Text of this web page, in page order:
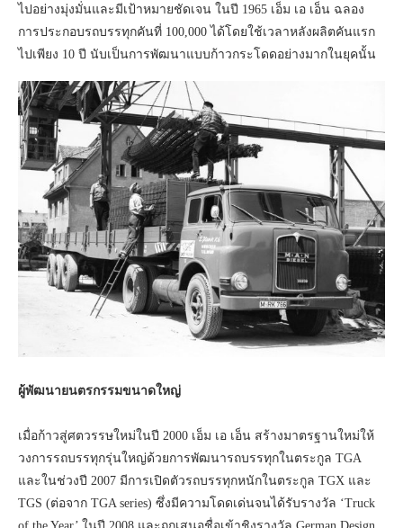
ไปอย่างมุ่งมั่นและมีเป้าหมายชัดเจน ในปี 1965 เอ็ม เอ เอ็น ฉลอง
การประกอบรถบรรทุกคันที่ 100,000 ได้โดยใช้เวลาหลังผลิตคันแรก
ไปเพียง 10 ปี นับเป็นการพัฒนาแบบก้าวกระโดดอย่างมากในยุคนั้น
ผู้พัฒนายนตรกรรมขนาดใหญ่
เมื่อก้าวสู่ศตวรรษใหม่ในปี 2000 เอ็ม เอ เอ็น สร้างมาตรฐานใหม่ให้
วงการรถบรรทุกรุ่นใหญ่ด้วยการพัฒนารถบรรทุกในตระกูล TGA
และในช่วงปี 2007 มีการเปิดตัวรถบรรทุกหนักในตระกูล TGX และ
TGS (ต่อจาก TGA series) ซึ่งมีความโดดเด่นจนได้รับรางวัล ‘Truck